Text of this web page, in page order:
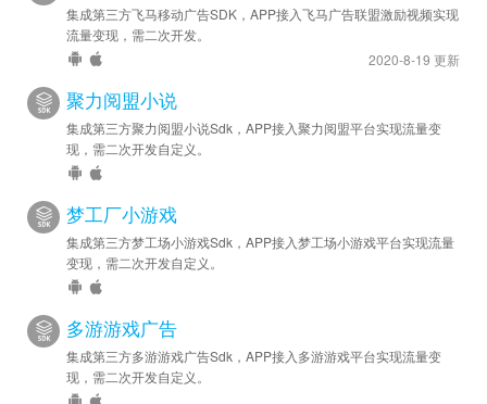
集成第三方飞马移动广告SDK，APP接入飞马广告联盟激励视频实现
流量变现，需二次开发。
2020-8-19 更新
聚力阅盟小说
集成第三方聚力阅盟小说Sdk，APP接入聚力阅盟平台实现流量变
现，需二次开发自定义。
梦工厂小游戏
集成第三方梦工场小游戏Sdk，APP接入梦工场小游戏平台实现流量
变现，需二次开发自定义。
多游游戏广告
集成第三方多游游戏广告Sdk，APP接入多游游戏平台实现流量变
现，需二次开发自定义。